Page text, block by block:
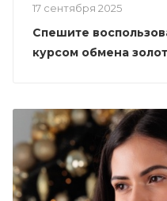
17 сентября 2025
Спешите
курсом обмена